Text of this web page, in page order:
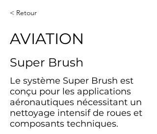
< Retour
AVIATION
Super Brush
Le système Super Brush est
conçu pour les applications
aéronautiques nécessitant un
nettoyage intensif de roues et
composants techniques.